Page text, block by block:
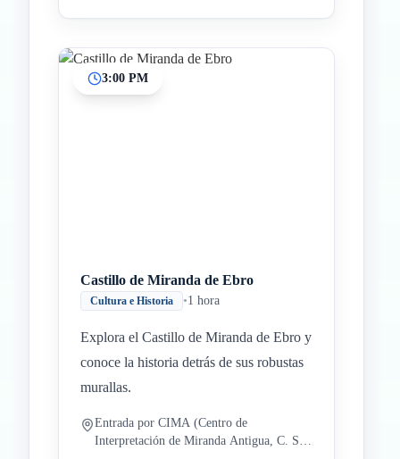
3:00 PM
Castillo de Miranda de Ebro
Cultura e Historia •1 hora
Explora el Castillo de Miranda de Ebro y
conoce la historia detrás de sus robustas
murallas.
Entrada por CIMA (Centro de
Interpretación de Miranda Antigua, C. San